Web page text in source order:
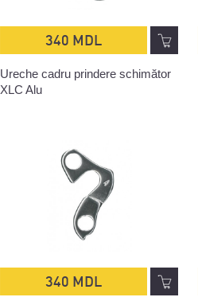
340 MDL
Ureche cadru prindere schimător
XLC Alu
340 MDL